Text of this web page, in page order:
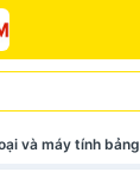
và máy tính bảng